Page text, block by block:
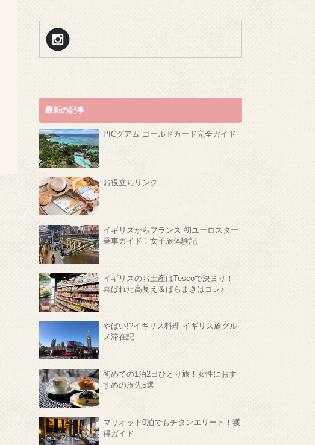
最新の記事
PICグアム ゴールドカード完全ガイド
お役立ちリンク
イギリスからフランス 初ユーロスター
乗車ガイド！女子旅体験記
イギリスのお土産はTescoで決まり！
喜ばれた高見え＆ばらまきはコレ♪
やばい!?イギリス料理 イギリス旅グル
メ滞在記
初めての1泊2日ひとり旅！女性におす
すめの旅先5選
マリオット0泊でもチタンエリート！獲
得ガイド